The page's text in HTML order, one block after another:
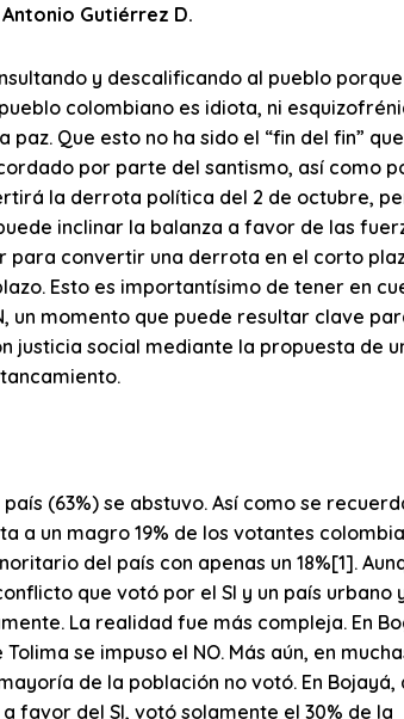
Gutiérrez D.
y descalificando al pueblo
colombiano es idiota, ni
Que esto no ha sido el “fin del fin”
por parte del santismo, así como
la derrota política del 2 de octubre,
inclinar la balanza a favor de las
para convertir una derrota en el corto
Esto es importantísimo de tener en
un momento que puede resultar clave
justicia social mediante la propuesta de
(63%) se abstuvo. Así como se
a un magro 19% de los votantes
del país con apenas un 18%[1].
que votó por el SI y un país urbano
La realidad fue más compleja. En
se impuso el NO. Más aún, en
de la población no votó. En Bojayá,
favor del SI, votó solamente el 30% de la